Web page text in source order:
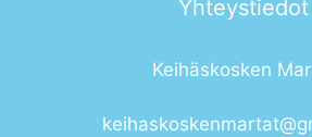
Yhteystiedot
Keihäskosken